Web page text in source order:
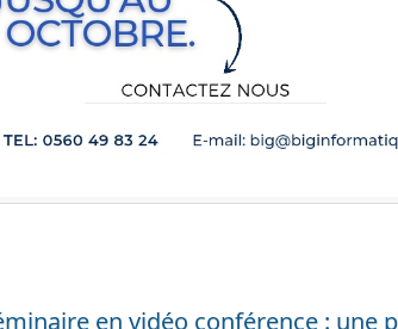
en vidéo conférence : une